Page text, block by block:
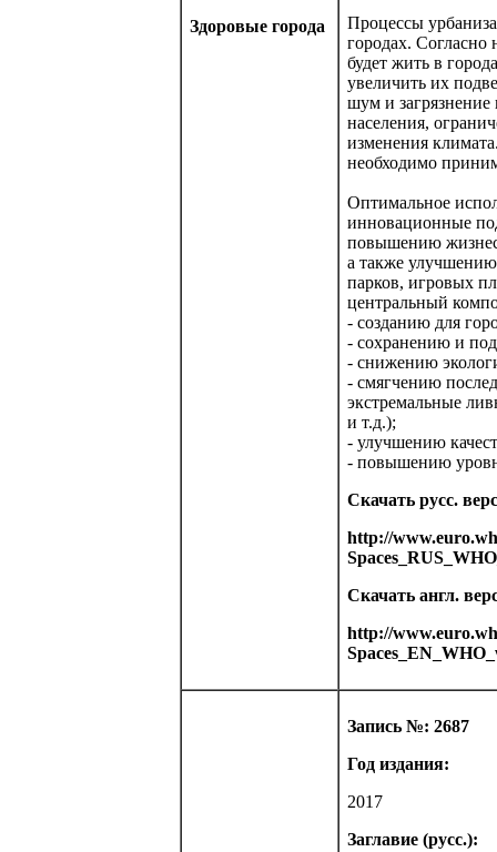
Здоровые города
Процессы
городах. Согласно
будет жить в
увеличить их
шум и загрязнение
населения,
изменения
необходимо
Оптимальное
инновационные
повышению
а также
парков, игровых
центральный
- созданию для
- сохранению и
- снижению
- смягчению
экстремальные
и т.д.);
- улучшению
- повышению
Скачать русс.
http://
Скачать англ.
http://
Запись №: 2687
Год издания:
2017
Заглавие (русс.):